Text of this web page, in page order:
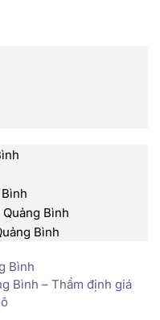
Bình
Bình
Bình – Thẩm định giá